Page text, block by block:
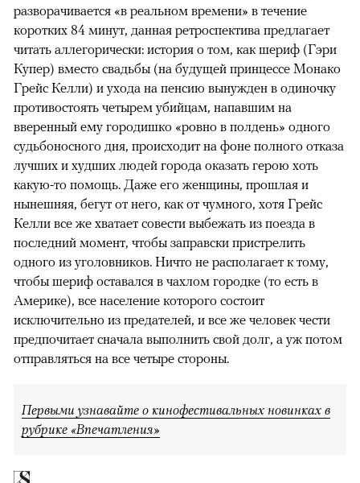
разворачивается «в реальном времени» в течение
коротких 84 минут, данная ретроспектива предлагает
читать аллегорически: история о том, как шериф (Гэри
Купер) вместо свадьбы (на будущей принцессе Монако
Грейс Келли) и ухода на пенсию вынужден в одиночку
противостоять четырем убийцам, напавшим на
вверенный ему городишко «ровно в полдень» одного
судьбоносного дня, происходит на фоне полного отказа
лучших и худших людей города оказать герою хоть
какую-то помощь. Даже его женщины, прошлая и
нынешняя, бегут от него, как от чумного, хотя Грейс
Келли все же хватает совести выбежать из поезда в
последний момент, чтобы заправски пристрелить
одного из уголовников. Ничто не располагает к тому,
чтобы шериф оставался в чахлом городке (то есть в
Америке), все население которого состоит
исключительно из предателей, и все же человек чести
предпочитает сначала выполнить свой долг, а уж потом
отправляться на все четыре стороны.
Первыми узнавайте о кинофестивальных новинках в
рубрике «Впечатления»